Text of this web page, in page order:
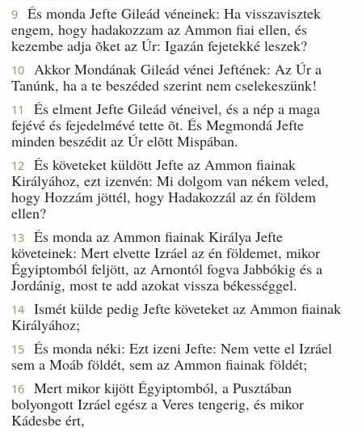
9
És monda Jefte Gileád véneinek: Ha visszavisztek
engem, hogy hadakozzam az Ammon fiai ellen, és
kezembe adja õket az Úr: Igazán fejetekké leszek?
10
Akkor Mondának Gileád vénei Jeftének: Az Úr a
Tanúnk, ha a te beszéded szerint nem cselekeszünk!
11
És elment Jefte Gileád véneivel, és a nép a maga
fejévé és fejedelmévé tette õt. És Megmondá Jefte
minden beszédit az Úr elõtt Mispában.
12
És követeket küldött Jefte az Ammon fiainak
Királyához, ezt izenvén: Mi dolgom van nékem veled,
hogy Hozzám jöttél, hogy Hadakozzál az én földem
ellen?
13
És monda az Ammon fiainak Királya Jefte
követeinek: Mert elvette Izráel az én földemet, mikor
Égyiptomból feljött, az Arnontól fogva Jabbókig és a
Jordánig, most te add azokat vissza békességgel.
14
Ismét külde pedig Jefte követeket az Ammon fiainak
Királyához;
15
És monda néki: Ezt izeni Jefte: Nem vette el Izráel
sem a Moáb földét, sem az Ammon fiainak földét;
16
Mert mikor kijött Égyiptomból, a Pusztában
bolyongott Izráel egész a Veres tengerig, és mikor
Kádesbe ért,